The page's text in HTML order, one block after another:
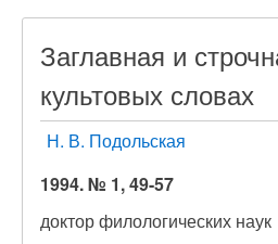
Заглавная и
культовых словах
Н. В. Подольская
1994. № 1, 49-57
доктор филологических наук